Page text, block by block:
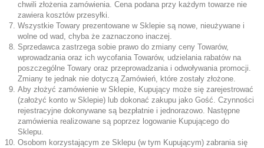
chwili złożenia zamówienia. Cena podana przy każdym towarze nie
zawiera kosztów przesyłki.
Wszystkie Towary prezentowane w Sklepie są nowe, nieużywane i
wolne od wad, chyba że zaznaczono inaczej.
Sprzedawca zastrzega sobie prawo do zmiany ceny Towarów,
wprowadzania oraz ich wycofania Towarów, udzielania rabatów na
poszczególne Towary oraz przeprowadzania i odwoływania promocji.
Zmiany te jednak nie dotyczą Zamówień, które zostały złożone.
Aby złożyć zamówienie w Sklepie, Kupujący może się zarejestrować
(założyć konto w Sklepie) lub dokonać zakupu jako Gość. Czynności
rejestracyjne dokonywane są bezpłatnie i jednorazowo. Następne
zamówienia realizowane są poprzez logowanie Kupującego do
Sklepu.
Osobom korzystającym ze Sklepu (w tym Kupującym) zabrania się